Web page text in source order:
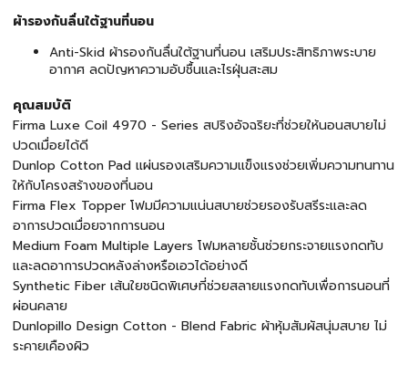
ผ้ารองกันลื่นใต้ฐานที่นอน
Anti-Skid ผ้ารองกันลื่นใต้ฐานที่นอน เสริมประสิทธิภาพระบาย
อากาศ ลดปัญหาความอับชื้นและไรฝุ่นสะสม
คุณสมบัติ
Firma Luxe Coil 4970 - Series สปริงอัจฉริยะที่ช่วยให้นอนสบายไม่
ปวดเมื่อยได้ดี
Dunlop Cotton Pad แผ่นรองเสริมความแข็งแรงช่วยเพิ่มความทนทาน
ให้กับโครงสร้างของที่นอน
Firma Flex Topper โฟมมีความแน่นสบายช่วยรองรับสรีระและลด
อาการปวดเมื่อยจากการนอน
Medium Foam Multiple Layers โฟมหลายชั้นช่วยกระจายแรงกดทับ
และลดอาการปวดหลังล่างหรือเอวได้อย่างดี
Synthetic Fiber เส้นใยชนิดพิเศษที่ช่วยสลายแรงกดทับเพื่อการนอนที่
ผ่อนคลาย
Dunlopillo Design Cotton - Blend Fabric ผ้าหุ้มสัมผัสนุ่มสบาย ไม่
ระคายเคืองผิว